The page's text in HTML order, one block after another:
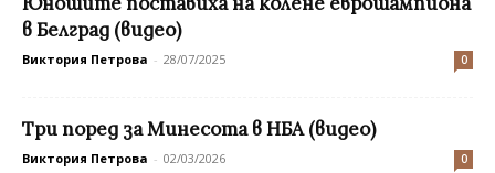
в Белград (видео)
Виктория Петрова - 28/07/2025 0
Tри поред за Минесота в НБА (видео)
Виктория Петрова - 02/03/2026 0